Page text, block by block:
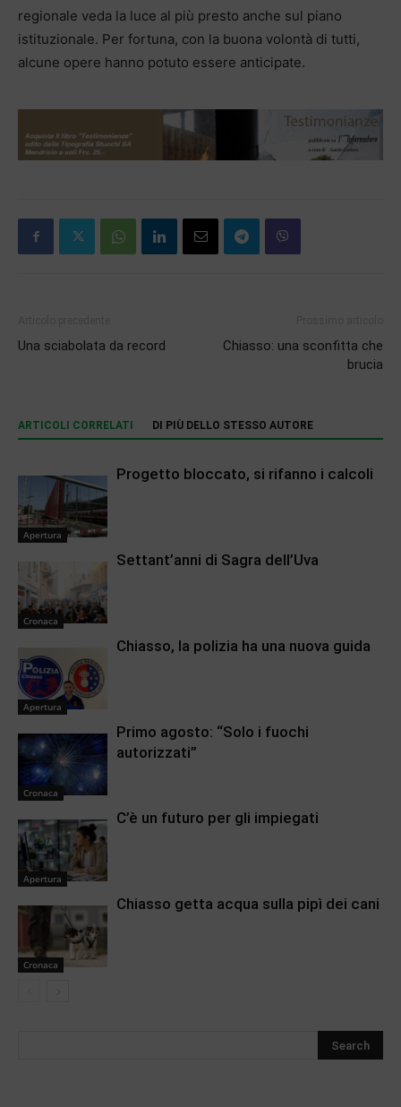
regionale veda la luce al più presto anche sul piano
istituzionale. Per fortuna, con la buona volontà di tutti,
alcune opere hanno potuto essere anticipate.
Una sciabolata da record
Chiasso: una sconfitta che
brucia
ARTICOLI CORRELATI DI PIÙ DELLO STESSO AUTORE
Apertura
Progetto bloccato, si rifanno i calcoli
Cronaca
Settant’anni di Sagra dell’Uva
Apertura
Chiasso, la polizia ha una nuova guida
Cronaca
Primo agosto: “Solo i fuochi
autorizzati”
Apertura
C’è un futuro per gli impiegati
Cronaca
Chiasso getta acqua sulla pipì dei cani